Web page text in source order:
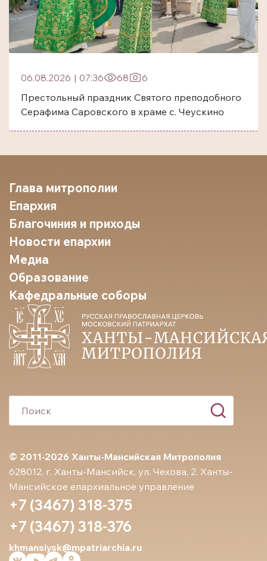
06.08.2026 | 07:36 68
6
Престольный праздник Святого преподобного
Серафима Саровского в храме с. Чеускино
© 2011-2026 Ханты-Мансийская Митрополия
628012, г. Ханты-Мансийск, ул. Чехова, 2. Ханты-
Мансийское епархиальное управление
+7 (3467) 318-375
+7 (3467) 318-376
khmansiysk@mpatriarchia.ru
Глава митрополии
Епархия
Благочиния и приходы
Новости епархии
Медиа
Образование
Кафедральные соборы